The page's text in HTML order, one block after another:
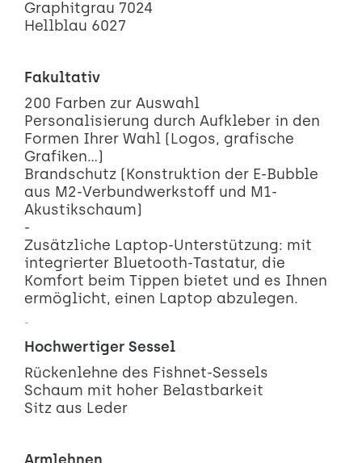
Graphitgrau 7024
Hellblau 6027
Fakultativ
200 Farben zur Auswahl
Personalisierung durch Aufkleber in den
Formen Ihrer Wahl (Logos, grafische
Grafiken...)
Brandschutz (Konstruktion der E-Bubble
aus M2-Verbundwerkstoff und M1-
Akustikschaum)
-
Zusätzliche Laptop-Unterstützung: mit
integrierter Bluetooth-Tastatur, die
Komfort beim Tippen bietet und es Ihnen
ermöglicht, einen Laptop abzulegen.
-
Hochwertiger Sessel
Rückenlehne des Fishnet-Sessels
Schaum mit hoher Belastbarkeit
Sitz aus Leder